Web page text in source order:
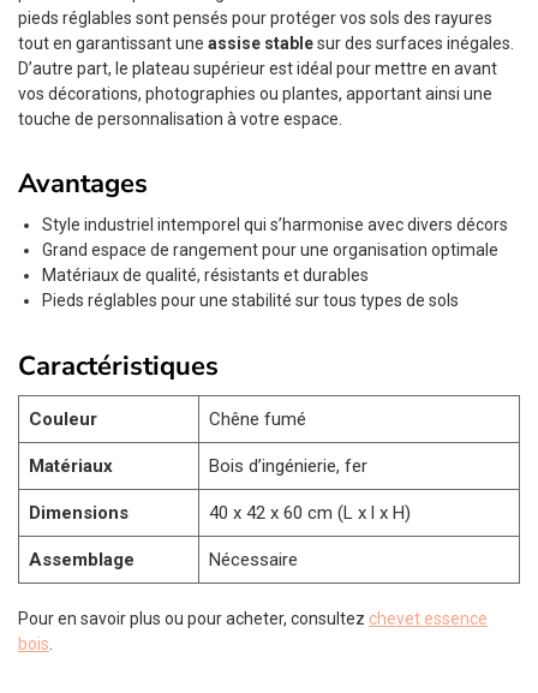
pieds réglables sont pensés pour protéger vos sols des rayures
tout en garantissant une assise stablesur des surfaces inégales.
D’autre part, le plateau supérieur est idéal pour mettre en avant
vos décorations, photographies ou plantes, apportant ainsi une
touche de personnalisation à votre espace.
Avantages
Style industriel intemporel qui s’harmonise avec divers décors
Grand espace de rangement pour une organisation optimale
Matériaux de qualité, résistants et durables
Pieds réglables pour une stabilité sur tous types de sols
Caractéristiques
Couleur Chêne fumé
Matériaux Bois d’ingénierie, fer
Dimensions 40 x 42 x 60 cm (L x l x H)
Assemblage Nécessaire
Pour en savoir plus ou pour acheter, consultez chevet essence
bois